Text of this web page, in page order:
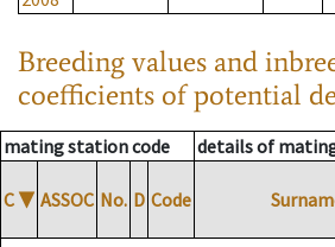
Breeding values and
coefficients of potential
mating station code details of
C ▼ ASSOC No. D Code